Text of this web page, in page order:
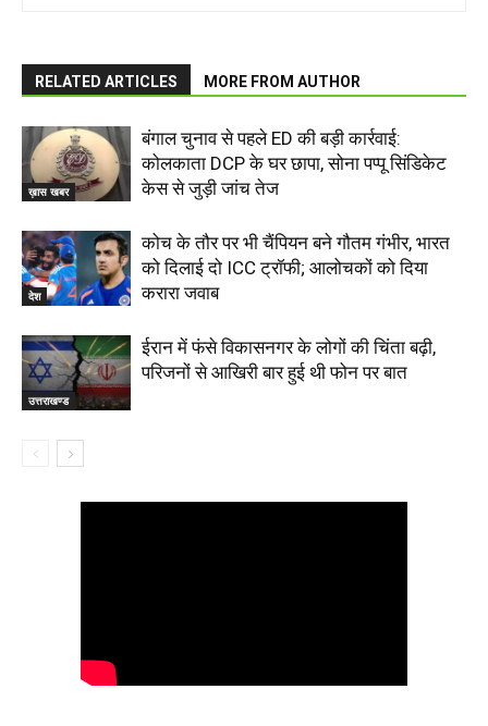
RELATED ARTICLES MORE FROM AUTHOR
ख़ास खबर
बंगाल चुनाव से पहले ED की बड़ी कार्रवाई:
कोलकाता DCP के घर छापा, सोना पप्पू सिंडिकेट
केस से जुड़ी जांच तेज
देश
कोच के तौर पर भी चैंपियन बने गौतम गंभीर, भारत
को दिलाई दो ICC ट्रॉफी; आलोचकों को दिया
करारा जवाब
उत्तराखण्ड
ईरान में फंसे विकासनगर के लोगों की चिंता बढ़ी,
परिजनों से आखिरी बार हुई थी फोन पर बात